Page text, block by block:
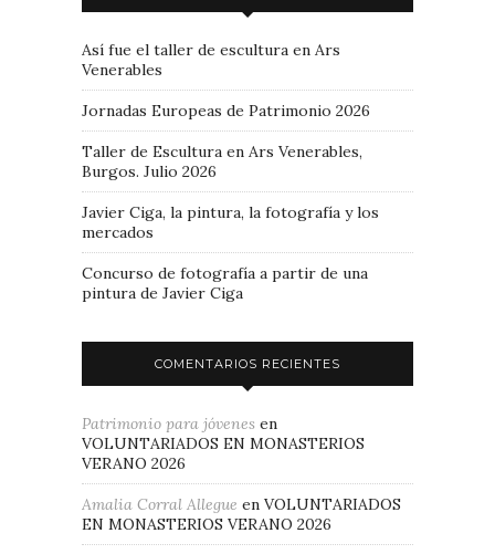
Así fue el taller de escultura en Ars
Venerables
Jornadas Europeas de Patrimonio 2026
Taller de Escultura en Ars Venerables,
Burgos. Julio 2026
Javier Ciga, la pintura, la fotografía y los
mercados
Concurso de fotografía a partir de una
pintura de Javier Ciga
COMENTARIOS RECIENTES
Patrimonio para jóvenes en
VOLUNTARIADOS EN MONASTERIOS
VERANO 2026
Amalia Corral Allegue en VOLUNTARIADOS
EN MONASTERIOS VERANO 2026